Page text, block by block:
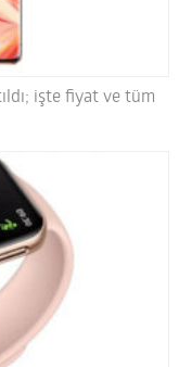
işte fiyat ve tüm